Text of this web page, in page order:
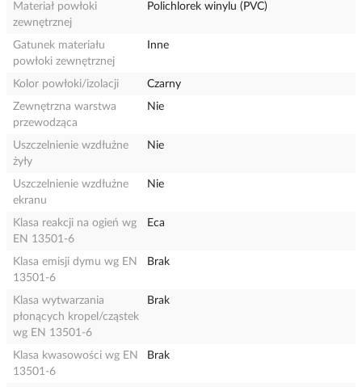
Materiał powłoki
zewnętrznej
Polichlorek winylu (PVC)
Gatunek materiału
powłoki zewnętrznej
Inne
Kolor powłoki/izolacji
Czarny
Zewnętrzna warstwa
przewodząca
Nie
Uszczelnienie wzdłużne
żyły
Nie
Uszczelnienie wzdłużne
ekranu
Nie
Klasa reakcji na ogień wg
EN 13501-6
Eca
Klasa emisji dymu wg EN
13501-6
Brak
Klasa wytwarzania
płonących kropel/cząstek
wg EN 13501-6
Brak
Klasa kwasowości wg EN
13501-6
Brak